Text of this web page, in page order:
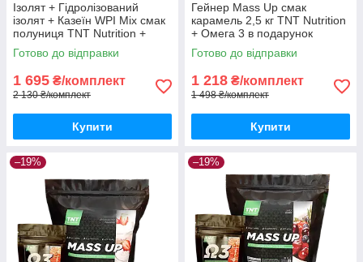
Ізолят + Гідролізований
ізолят + Казеїн WPI Mix смак
полуниця TNT Nutrition +
Shape Rush
Готово до відправки
1 695 ₴/комплект
2 130 ₴/комплект
Купити
Гейнер Mass Up смак
карамель 2,5 кг TNT Nutrition
+ Омега 3 в подарунок
Готово до відправки
1 218 ₴/комплект
1 498 ₴/комплект
Купити
–19% –19%